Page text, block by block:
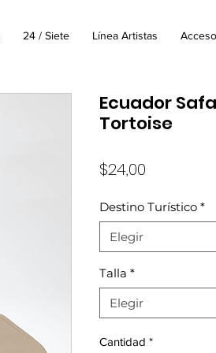
24 / Siete Línea Artistas
Ecuador
Tortoise
$24,00
Destino Turístico *
Elegir
Talla *
Elegir
Cantidad *